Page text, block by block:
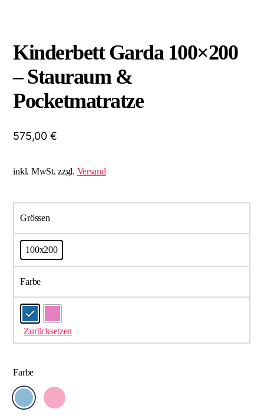
Kinderbett Garda 100×200
– Stauraum &
Pocketmatratze
575,00 €
inkl. MwSt. zzgl. Versand
Grössen
100x200
Farbe
Zurücksetzen
Farbe